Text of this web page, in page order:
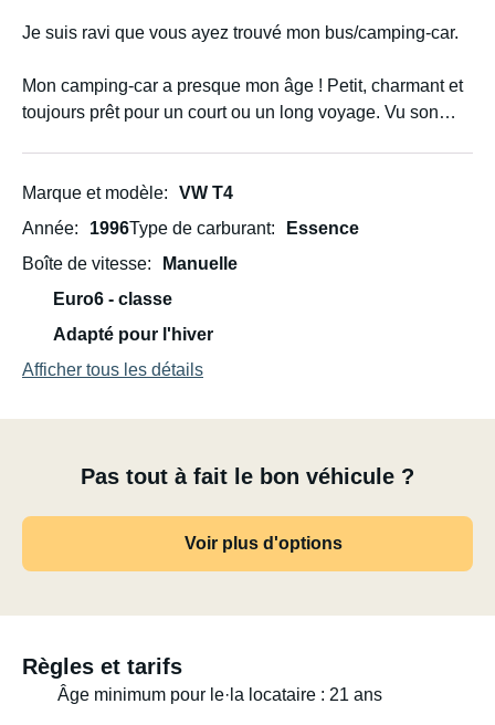
Je suis ravi que vous ayez trouvé mon bus/camping-car.
Mon camping-car a presque mon âge ! Petit, charmant et
toujours prêt pour un court ou un long voyage. Vu son
touche du bois !).
toujours trouvé fantastique.
J'aime bricoler dedans et y apporter de petites
déplacer la table. N'hésitez pas à me contacter si vous
Cordialement,
Salut cher visiteur !
Je m'appelle Jack et je viens du Liechtenstein.
Marque et modèle
VW T4
Année
1996Type de carburant
Essence
Boîte de vitesse
Manuelle
Euro6 - classe
Adapté pour l'hiver
Afficher tous les détails
Pas tout à fait le bon véhicule ?
Voir plus d'options
Règles et tarifs
Âge minimum pour le·la locataire : 21 ans